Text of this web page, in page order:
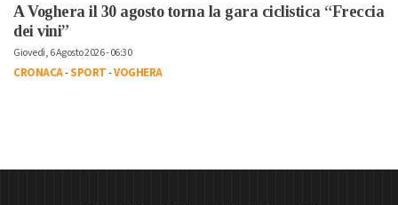
A Voghera il 30 agosto torna la gara ciclistica “Freccia
dei vini”
Giovedì, 6 Agosto 2026 - 06:30
CRONACA-SPORT-VOGHERA